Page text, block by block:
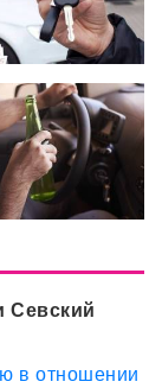
Севский
в отношении